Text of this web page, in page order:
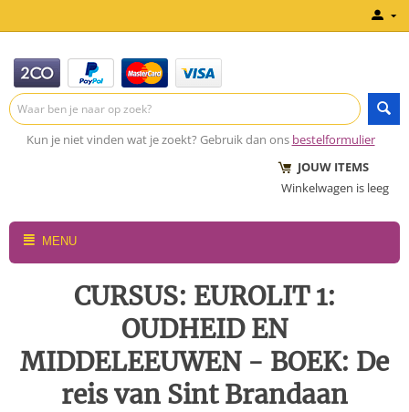
Kun je niet vinden wat je zoekt? Gebruik dan ons bestelformulier
JOUW ITEMS
Winkelwagen is leeg
MENU
CURSUS: EUROLIT 1:
OUDHEID EN
MIDDELEEUWEN - BOEK: De
reis van Sint Brandaan